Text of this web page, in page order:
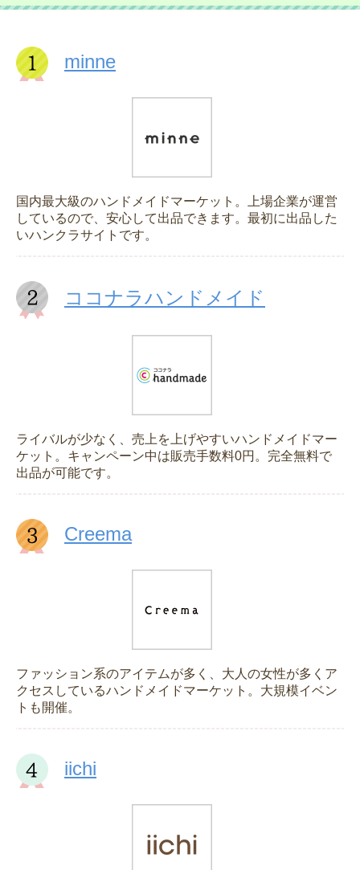
minne
国内最大級のハンドメイドマーケット。上場企業が運営
しているので、安心して出品できます。最初に出品した
いハンクラサイトです。
ココナラハンドメイド
ライバルが少なく、売上を上げやすいハンドメイドマー
ケット。キャンペーン中は販売手数料0円。完全無料で
出品が可能です。
Creema
ファッション系のアイテムが多く、大人の女性が多くア
クセスしているハンドメイドマーケット。大規模イベン
トも開催。
iichi